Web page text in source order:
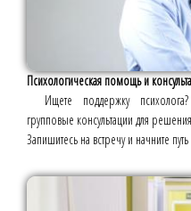
Психологическая помощь и
Ищете поддержку
групповые консультации для
Запишитесь на встречу и начните